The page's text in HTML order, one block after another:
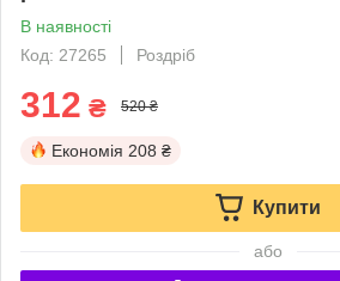
В наявності
Код: 27265
Роздріб
312 ₴ 520 ₴
Економія 208 ₴
Купити
або